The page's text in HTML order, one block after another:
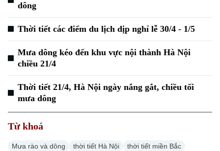
dông
Thời tiết các điểm du lịch dịp nghỉ lễ 30/4 - 1/5
Mưa dông kéo đến khu vực nội thành Hà Nội
chiều 21/4
Thời tiết 21/4, Hà Nội ngày nắng gắt, chiều tối
mưa dông
Từ khoá
Mưa rào và dông thời tiết Hà Nội thời tiết miền Bắc